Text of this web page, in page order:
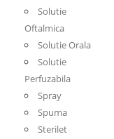
Solutie
Oftalmica
Solutie Orala
Solutie
Perfuzabila
Spray
Spuma
Sterilet